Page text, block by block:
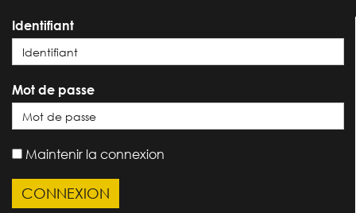
Identifiant
Mot de passe
Maintenir la connexion